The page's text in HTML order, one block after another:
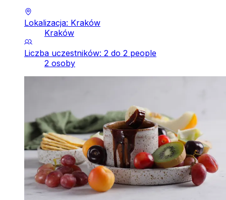
Lokalizacja: Kraków
Kraków
Liczba uczestników: 2 do 2 people
2 osoby